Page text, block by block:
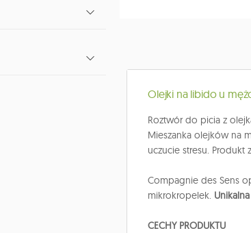
Olejki na libido u
Roztwór do picia z
Mieszanka olejków na
uczucie stresu.
Compagnie des Sens
mikrokropelek.
CECHY PRODUKTU